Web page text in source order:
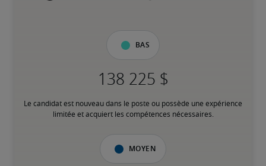
Bas
Le candidat est nouveau dans le poste ou possède une expérience
limitée et acquiert les compétences nécessaires.
Moyen